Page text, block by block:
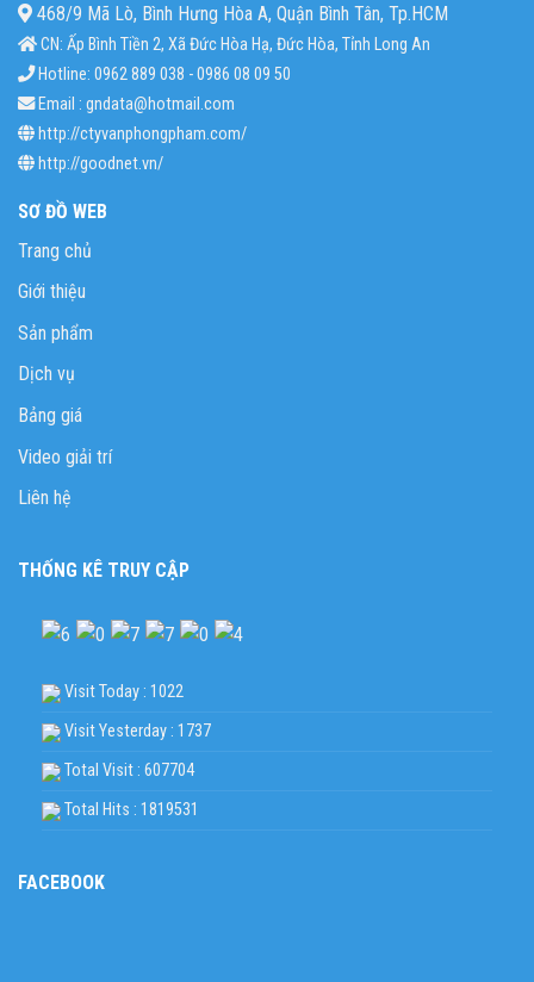
468/9 Mã Lò, Bình Hưng Hòa A, Quận Bình Tân, Tp.HCM
CN: Ấp Bình Tiền 2, Xã Đức Hòa Hạ, Đức Hòa, Tỉnh Long An
Hotline: 0962 889 038 - 0986 08 09 50
Email : gndata@hotmail.com
http://ctyvanphongpham.com/
http://goodnet.vn/
SƠ ĐỒ WEB
Trang chủ
Giới thiệu
Sản phẩm
Dịch vụ
Bảng giá
Video giải trí
Liên hệ
THỐNG KÊ TRUY CẬP
Visit Today : 1022
Visit Yesterday : 1737
Total Visit : 607704
Total Hits : 1819531
FACEBOOK